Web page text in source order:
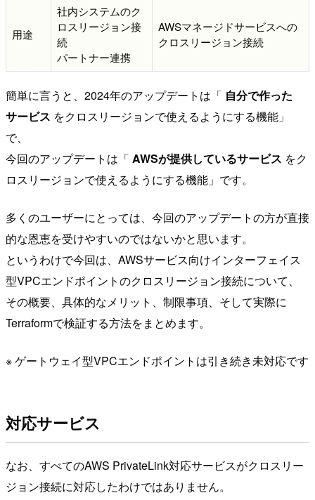
用途
社内システムのク
ロスリージョン接
続
パートナー連携
AWSマネージドサービスへの
クロスリージョン接続
簡単に言うと、2024年のアップデートは「 自分で作った
サービス をクロスリージョンで使えるようにする機能」
で、
今回のアップデートは「 AWSが提供しているサービス をク
ロスリージョンで使えるようにする機能」です。
多くのユーザーにとっては、今回のアップデートの方が直接
的な恩恵を受けやすいのではないかと思います。
というわけで今回は、AWSサービス向けインターフェイス
型VPCエンドポイントのクロスリージョン接続について、
その概要、具体的なメリット、制限事項、そして実際に
Terraformで検証する方法をまとめます。
※ ゲートウェイ型VPCエンドポイントは引き続き未対応です
対応サービス
なお、すべてのAWS PrivateLink対応サービスがクロスリー
ジョン接続に対応したわけではありません。